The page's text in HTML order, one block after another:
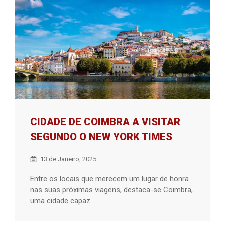
CIDADE DE COIMBRA A VISITAR
SEGUNDO O NEW YORK TIMES
13 de Janeiro, 2025
Entre os locais que merecem um lugar de honra
nas suas próximas viagens, destaca-se Coimbra,
uma cidade capaz ...